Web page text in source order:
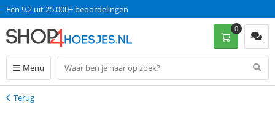
Een 9.2 uit 25.000+ beoordelingen
Menu
0
Terug
Terug